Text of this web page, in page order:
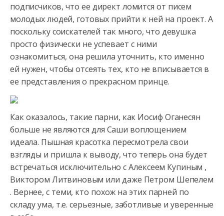
подписчиков, что ее директ ломится от писем
молодых людей, готовых прийти к ней на проект. А
поскольку соискателей так много, что девушка
просто физически не успевает с ними
ознакомиться, она решила уточнить, кто именно
ей нужен, чтобы отсеять тех, кто не вписывается в
ее представления о прекрасном принце.
Как оказалось, такие парни, как Иосиф Оганесян
больше не являются для Саши воплощением
идеала. Пышная красотка пересмотрела свои
взгляды и пришла к выводу, что теперь она будет
встречаться исключительно с Алексеем Купиным ,
Виктором Литвиновым или даже Петром Шепелем
. Вернее, с теми, кто похож на этих парней по
складу ума, т.е. серьезные, заботливые и уверенные